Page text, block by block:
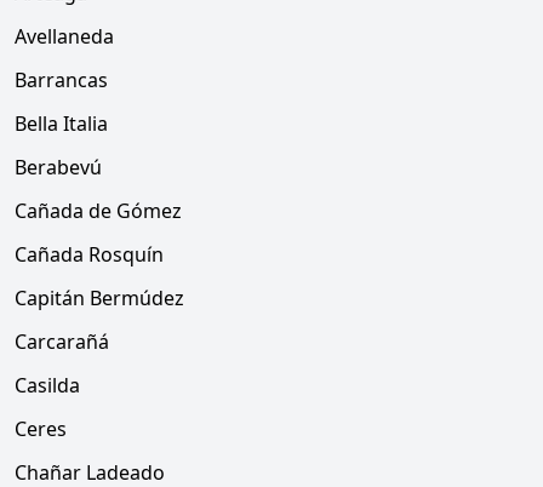
Avellaneda
Barrancas
Bella Italia
Berabevú
Cañada de Gómez
Cañada Rosquín
Capitán Bermúdez
Carcarañá
Casilda
Ceres
Chañar Ladeado